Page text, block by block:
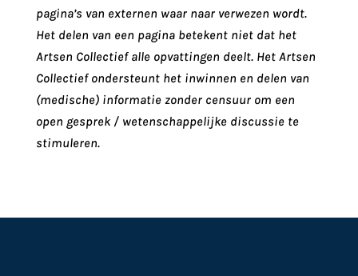
pagina’s van externen waar naar verwezen wordt.
Het delen van een pagina betekent niet dat het
Artsen Collectief alle opvattingen deelt. Het Artsen
Collectief ondersteunt het inwinnen en delen van
(medische) informatie zonder censuur om een
open gesprek / wetenschappelijke discussie te
stimuleren.